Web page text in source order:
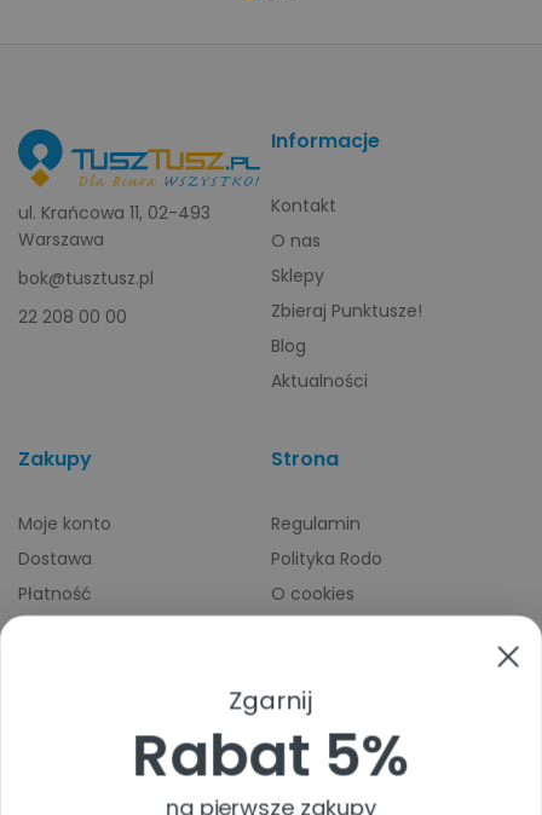
ul. Krańcowa 11, 02-493
Warszawa
bok@tusztusz.pl
22 208 00 00
Informacje
Kontakt
O nas
Sklepy
Zbieraj Punktusze!
Blog
Aktualności
Zakupy
Moje konto
Dostawa
Płatność
Strona
Regulamin
Polityka Rodo
O cookies
Zgarnij
Rabat 5%